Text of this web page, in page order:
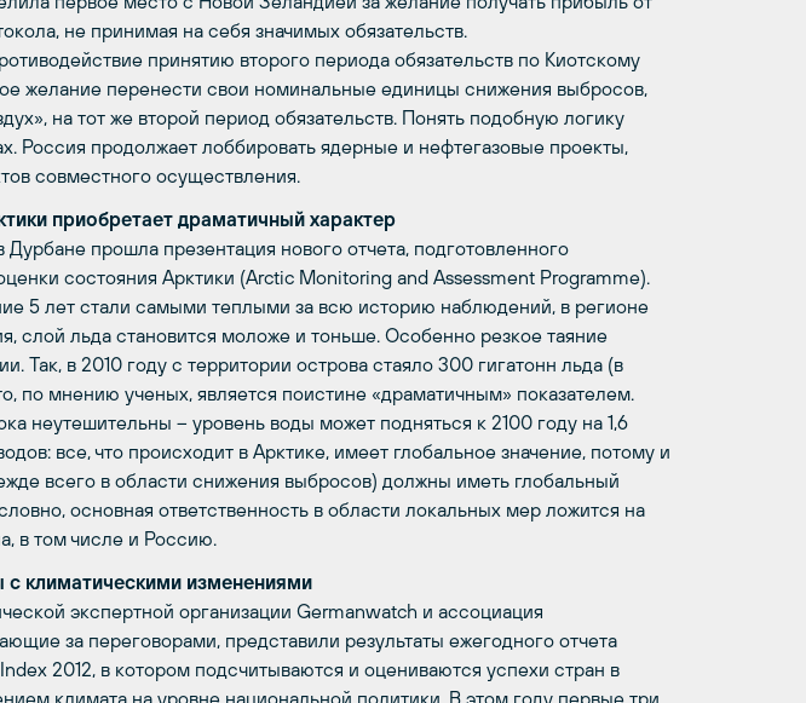
не принимая на себя значимых обязательств.
принятию второго периода обязательств по Киотскому
желание перенести свои номинальные единицы снижения выбросов,
на тот же второй период обязательств. Понять подобную логику
Россия продолжает лоббировать ядерные и нефтегазовые проекты,
совместного осуществления.
приобретает драматичный характер
прошла презентация нового отчета, подготовленного
состояния Арктики (Arctic Monitoring and Assessment Programme).
5 лет стали самыми теплыми за всю историю наблюдений, в регионе
слой льда становится моложе и тоньше. Особенно резкое таяние
Так, в 2010 году с территории острова стаяло 300 гигатонн льда (в
по мнению ученых, является поистине «драматичным» показателем.
неутешительны – уровень воды может подняться к 2100 году на 1,6
все, что происходит в Арктике, имеет глобальное значение, потому и
всего в области снижения выбросов) должны иметь глобальный
основная ответственность в области локальных мер ложится на
в том числе и Россию.
с климатическими изменениями
экспертной организации Germanwatch и ассоциация
за переговорами, представили результаты ежегодного отчета
2012, в котором подсчитываются и оцениваются успехи стран в
климата на уровне национальной политики. В этом году первые три